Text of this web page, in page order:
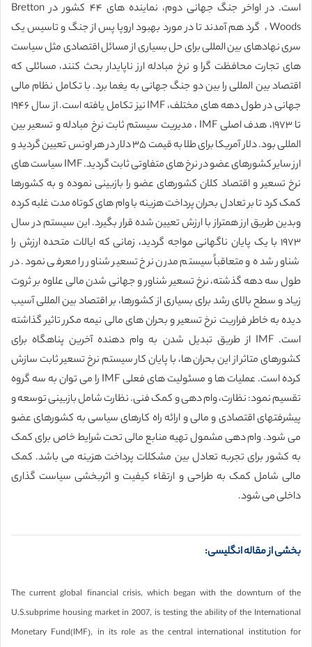
است. در اواخر جنگ جهانی دوم، نماینده های ۴۴ کشور در Bretton
Woods ، گرد هم آمدند تا در مورد بهبود اروپا پس از جنگ و تاسیس یک
سری نهادهای بین المللی برای حل بسیاری از مسائل اقتصادی مثل سیاست
های تجارت محافظت گرا و نرخ مبادله ارز ناپایدار بحث کنند، مسائلی که
اقتصاد بین المللی را بین دو جنگ جهانی به یغما برد. با تکامل نظام مالی
جهانی در طول دهه های مختلف، IMF نیز تکامل یافته است. از سال ۱۹۴۶
تا ۱۹۷۳، هدف اصلی IMF ، مدیریت سیستم ثابت نرخ مبادله و تسعیر بین
المللی بود. دلار آمریکا برای طلا به قیمت ۳۵ دلار در هر اونس تعیین گردید و
ارز سایر کشورهای عضو در نرخ های متفاوتی ثابت گردید. IMF سیاست های
نرخ تسعیر و اقتصاد کلان کشورهای عضو را بازبینی نموده و به کشورها
کمک کرد تا بر تعادل بحران پرداخت هزینه با وام های کوتاه مدت غلبه کرده
وبدین طریق ارز همتراز با ارزش تعیین شده قرار بگیرد. این سیستم در سال
۱۹۷۳ با یک پایان ناگهانی مواجه گردید، زمانی که ایالات متحده ارزش را
شناور شده و متعاقباً سیستم مدرن نرخ تسعیر شناور را معرفی نمود. در
طول سه دهه گذشته، نرخ تسعیر شناور و جهانی شدن مالی علاوه بر ثروت
زیاد و سطح بالای رشد برای بسیاری از کشورها، بر اقتصاد بین المللی آسیب
دیده به خاطر فراریت نرخ تسعیر و بحران های مالی نیمه مکرر تاثیر گذاشته
است. IMF از طریق تبدیل شدن به وام دهنده آخرین پناهگاه برای
کشورهای متاثر از این بحران ها، با پایان کار سیستم نرخ تسعیر ثابت سازش
کرده است. عملیات ها و مسئولیت های فعلی IMF را می توان به سه گروه
تقسیم نمود: نظارت، وام دهی و کمک فنی. نظارت شامل بازبینی توسعه و
پیشرفتهای اقتصادی و مالی و ارائه راه کارهای سیاسی به کشورهای عضو
می شود. وام دهی مشمول تهیه منابع مالی تحت شرایط خاص برای کمک
به کشور برای تجربه تعادل بین مشکلات پرداخت هزینه می باشد. کمک
مالی شامل کمک به طراحی و ارتقاء کیفیت و اثربخشی سیاست گذاری
داخلی می شود.
بخشی از مقاله انگلیسی:
The current global financial crisis, which began with the downturn of the
U.S.subprime housing market in 2007, is testing the ability of the International
Monetary Fund(IMF), in its role as the central international institution for